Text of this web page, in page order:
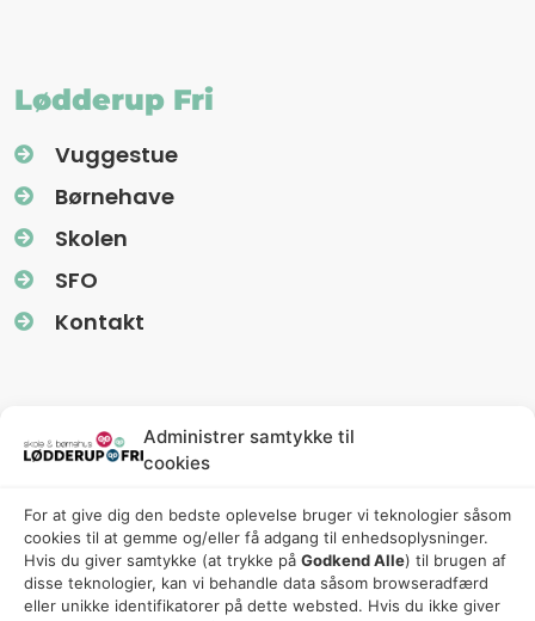
Administrer samtykke til
cookies
For at give dig den bedste oplevelse bruger vi teknologier såsom
cookies til at gemme og/eller få adgang til enhedsoplysninger.
Hvis du giver samtykke (at trykke på Godkend Alle) til brugen af ​​
disse teknologier, kan vi behandle data såsom browseradfærd
eller unikke identifikatorer på dette websted. Hvis du ikke giver
Lødderup Fri
Vuggestue
Børnehave
Skolen
SFO
Kontakt
Information
Nyhedsbreve (Uglereden)
Fredagsbreve (Friskolen)
Privatlivspolitik
Cookiepolitik